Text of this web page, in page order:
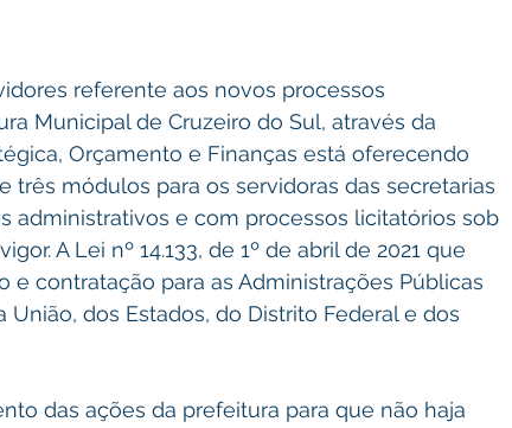
Municipal de Cruzeiro do Sul, através da
Orçamento e Finanças está oferecendo
três módulos para os servidoras das secretarias
administrativos e com processos licitatórios sob
A Lei nº 14.133, de 1º de abril de 2021 que
contratação para as Administrações Públicas
dos Estados, do Distrito Federal e dos